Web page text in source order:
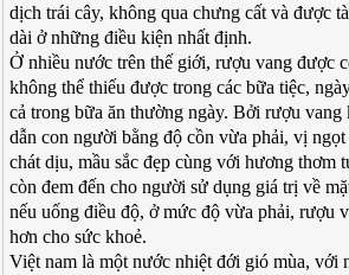
dịch trái cây, không qua chưng cất và được
dài ở những điều kiện nhất định.
Ở nhiều nước trên thế giới, rượu vang được
không thể thiếu được trong các bữa tiệc,
cả trong bữa ăn thường ngày. Bởi rượu
dẫn con người bằng độ cồn vừa phải, vị
chát dịu, mầu sắc đẹp cùng với hương thơm
còn đem đến cho người sử dụng giá trị về
nếu uống điều độ, ở mức độ vừa phải, rượu
hơn cho sức khoẻ.
Việt nam là một nước nhiệt đới gió mùa, với